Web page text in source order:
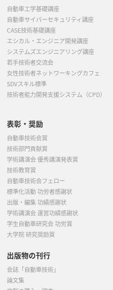
自動車工学基礎講座
自動車サイバーセキュリティ講座
CASE技術基礎講座
エシカル・エンジニア開発講座
システムズエンジニアリング講座
若手技術者交流会
女性技術者ネットワーキングカフェ
SDVスキル標準
技術者能力開発支援システム（CPD）
表彰・奨励
自動車技術会賞
技術部門貢献賞
学術講演会 優秀講演発表賞
技術教育賞
自動車技術会フェロー
標準化活動 功労者感謝状
出版・編集 功績感謝状
学術講演会 運営功績感謝状
学生自動車研究会 功労賞
大学院 研究奨励賞
出版物の刊行
会誌「自動車技術」
論文集